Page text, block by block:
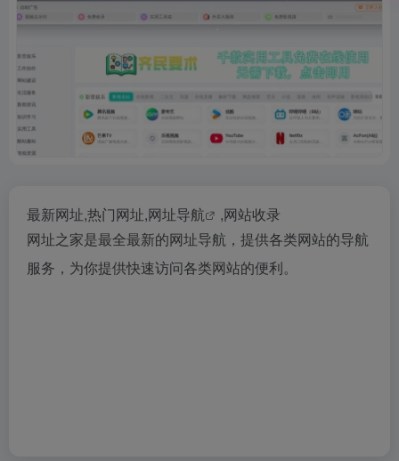
最新网址,热门网址,网址导航
,网站收录
网址之家是最全最新的网址导航，提供各类网站的导航
服务，为你提供快速访问各类网站的便利。